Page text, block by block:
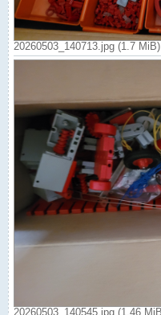
20260503_140713.jpg (1.7
20260503_140545.jpg (1.46